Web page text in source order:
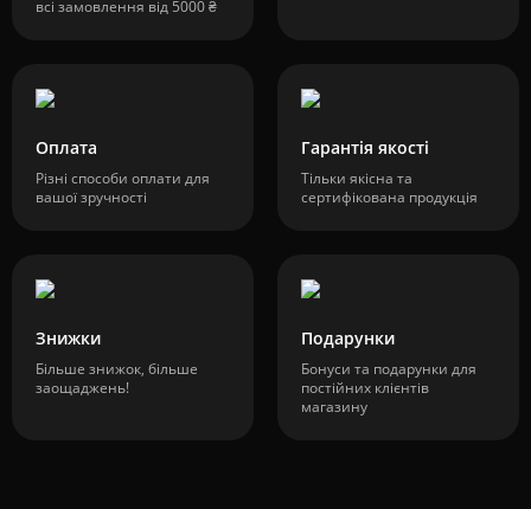
всі замовлення від 5000 ₴
Оплата
Різні способи оплати для
вашої зручності
Гарантія якості
Тільки якісна та
сертифікована продукція
Знижки
Більше знижок, більше
заощаджень!
Подарунки
Бонуси та подарунки для
постійних клієнтів
магазину